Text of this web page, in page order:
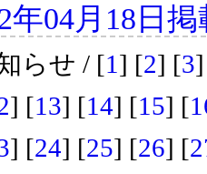
年04月18日掲
らせ / [1 ] [2] [3
] [13] [14] [15] [
] [24] [25] [26] [